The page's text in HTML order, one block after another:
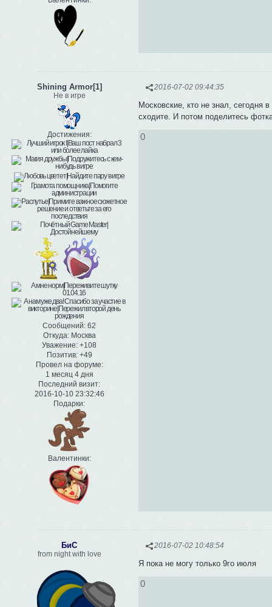
2016-07-02 09:44:35
Shining Armor[1]
Не в игре
Достижения:
Сообщений: 62
Откуда:Москва
Уважение: +108
Позитив: +49
Провел на форуме:
1 месяц 4 дня
Последний визит:
2016-10-10 23:32:46
Подарки:
Валентинки:
Московские, кто не знал, сегодня
сходите. И потом поделитесь
0
2016-07-02 10:48:54
БиС
from night with love
Я пока не могу только 9го июля
0